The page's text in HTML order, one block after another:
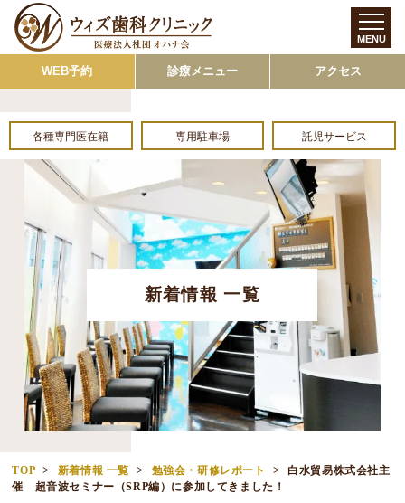
WEB予約 診療メニュー アクセス
各種専門医在籍 専用駐車場 託児サービス
新着情報 一覧
MENU
TOP 新着情報 一覧 勉強会・研修レポート
白水貿易株式会社主
催 超音波セミナー（SRP編）に参加してきました！